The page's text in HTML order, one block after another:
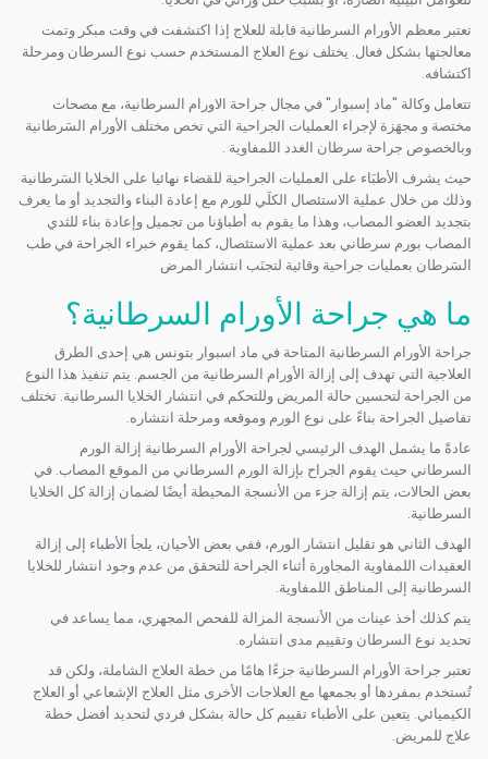
تعتبر معظم الأورام السرطانية قابلة للعلاج إذا اكتشفت في وقت مبكر وتمت
معالجتها بشكل فعال. يختلف نوع العلاج المستخدم حسب نوع السرطان ومرحلة
اكتشافه.
تتعامل وكالة "ماد إسبوار" في مجال جراحة الاورام السرطانية، مع مصحات
مختصة و مجهَزة لإجراء العمليات الجراحية التي تخص مختلف الأورام السَرطانية
وبالخصوص جراحة سرطان الغدد اللمفاوية .
حيث يشرف الأطبَاء على العمليات الجراحية للقضاء نهائيا على الخلايا السَرطانية
وذلك من خلال عملية الاستئصال الكلَي للورم مع إعادة البناء والتجديد أو ما يعرف
بتجديد العضو المصاب، وهذا ما يقوم به أطباؤنا من تجميل وإعادة بناء للثدي
المصاب بورم سرطاني بعد عملية الاستئصال، كما يقوم خبراء الجراحة في طب
السَرطان بعمليات جراحية وقائية لتجنَب انتشار المرض
ما هي جراحة الأورام السرطانية؟
جراحة الأورام السرطانية المتاحة في ماد اسبوار بتونس هي إحدى الطرق
العلاجية التي تهدف إلى إزالة الأورام السرطانية من الجسم. يتم تنفيذ هذا النوع
من الجراحة لتحسين حالة المريض وللتحكم في انتشار الخلايا السرطانية. تختلف
تفاصيل الجراحة بناءً على نوع الورم وموقعه ومرحلة انتشاره.
عادةً ما يشمل الهدف الرئيسي لجراحة الأورام السرطانية إزالة الورم
السرطاني حيث يقوم الجراح بإزالة الورم السرطاني من الموقع المصاب. في
بعض الحالات، يتم إزالة جزء من الأنسجة المحيطة أيضًا لضمان إزالة كل الخلايا
السرطانية.
الهدف الثاني هو تقليل انتشار الورم، ففي بعض الأحيان، يلجأ الأطباء إلى إزالة
العقيدات اللمفاوية المجاورة أثناء الجراحة للتحقق من عدم وجود انتشار للخلايا
السرطانية إلى المناطق اللمفاوية.
يتم كذلك أخذ عينات من الأنسجة المزالة للفحص المجهري، مما يساعد في
تحديد نوع السرطان وتقييم مدى انتشاره.
تعتبر جراحة الأورام السرطانية جزءًا هامًا من خطة العلاج الشاملة، ولكن قد
تُستخدم بمفردها أو بجمعها مع العلاجات الأخرى مثل العلاج الإشعاعي أو العلاج
الكيميائي. يتعين على الأطباء تقييم كل حالة بشكل فردي لتحديد أفضل خطة
علاج للمريض.